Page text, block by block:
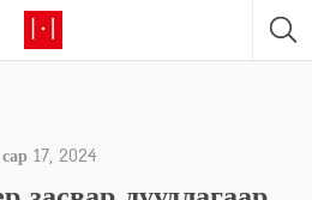
17, 2024